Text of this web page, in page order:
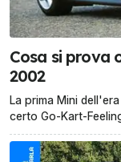
Cosa si prova
2002
La prima Mini
certo Go-Kart-